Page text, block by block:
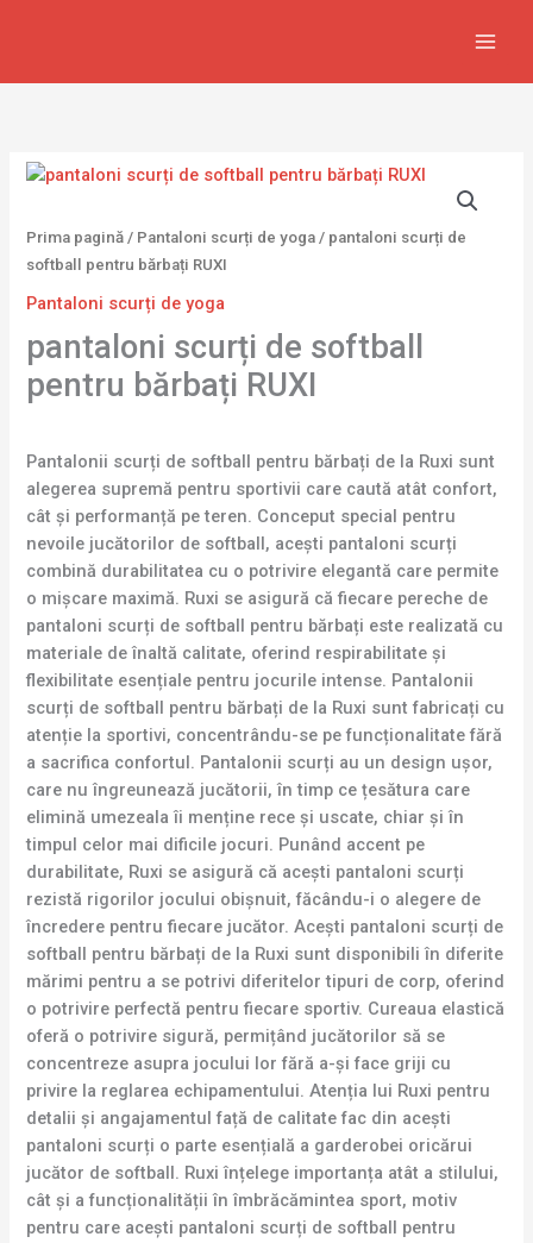
Prima pagină / Pantaloni scurți de yoga / pantaloni scurți de
softball pentru bărbați RUXI
Pantaloni scurți de yoga
pantaloni scurți de softball
pentru bărbați RUXI
Pantalonii scurți de softball pentru bărbați de la Ruxi sunt
alegerea supremă pentru sportivii care caută atât confort,
cât și performanță pe teren. Conceput special pentru
nevoile jucătorilor de softball, acești pantaloni scurți
combină durabilitatea cu o potrivire elegantă care permite
o mișcare maximă. Ruxi se asigură că fiecare pereche de
pantaloni scurți de softball pentru bărbați este realizată cu
materiale de înaltă calitate, oferind respirabilitate și
flexibilitate esențiale pentru jocurile intense. Pantalonii
scurți de softball pentru bărbați de la Ruxi sunt fabricați cu
atenție la sportivi, concentrându-se pe funcționalitate fără
a sacrifica confortul. Pantalonii scurți au un design ușor,
care nu îngreunează jucătorii, în timp ce țesătura care
elimină umezeala îi menține rece și uscate, chiar și în
timpul celor mai dificile jocuri. Punând accent pe
durabilitate, Ruxi se asigură că acești pantaloni scurți
rezistă rigorilor jocului obișnuit, făcându-i o alegere de
încredere pentru fiecare jucător. Acești pantaloni scurți de
softball pentru bărbați de la Ruxi sunt disponibili în diferite
mărimi pentru a se potrivi diferitelor tipuri de corp, oferind
o potrivire perfectă pentru fiecare sportiv. Cureaua elastică
oferă o potrivire sigură, permițând jucătorilor să se
concentreze asupra jocului lor fără a-și face griji cu
privire la reglarea echipamentului. Atenția lui Ruxi pentru
detalii și angajamentul față de calitate fac din acești
pantaloni scurți o parte esențială a garderobei oricărui
jucător de softball. Ruxi înțelege importanța atât a stilului,
cât și a funcționalității în îmbrăcămintea sport, motiv
pentru care acești pantaloni scurți de softball pentru